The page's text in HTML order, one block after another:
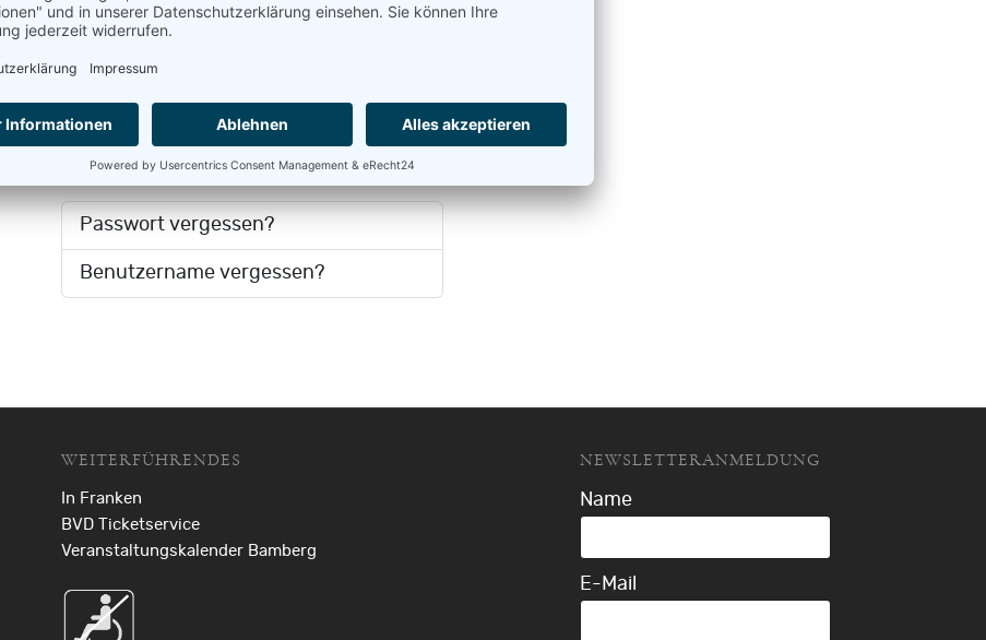
Angemeldet bleiben
Anmelden
Passwort vergessen?
Benutzername vergessen?
WEITERFÜHRENDES
In Franken
BVD Ticketservice
Veranstaltungskalender Bamberg
NEWSLETTERANMELDUNG
Name
E-Mail